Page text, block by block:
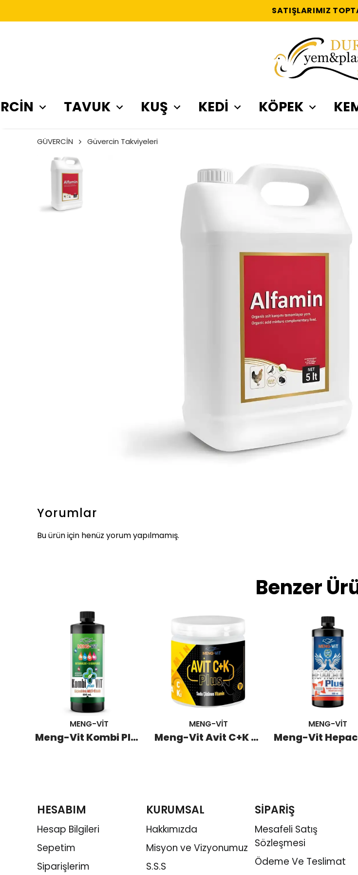
SATIŞLARIMIZ
TAVUK KUŞ KEDİ KÖPEK
GÜVERCİN Güvercin Takviyeleri
Yorumlar
Bu ürün için henüz yorum yapılmamış.
Benzer
MENG-VİT
Meng-Vit Kombi Plus Vit 500 ML
MENG-VİT
Meng-Vit Avit C+K Plus 100 GR
MENG-VİT
HESABIM
Hesap Bilgileri
Sepetim
Siparişlerim
KURUMSAL
Hakkımızda
Misyon ve Vizyonumuz
S.S.S
SİPARİŞ
Mesafeli Satış
Sözleşmesi
Ödeme Ve Teslimat